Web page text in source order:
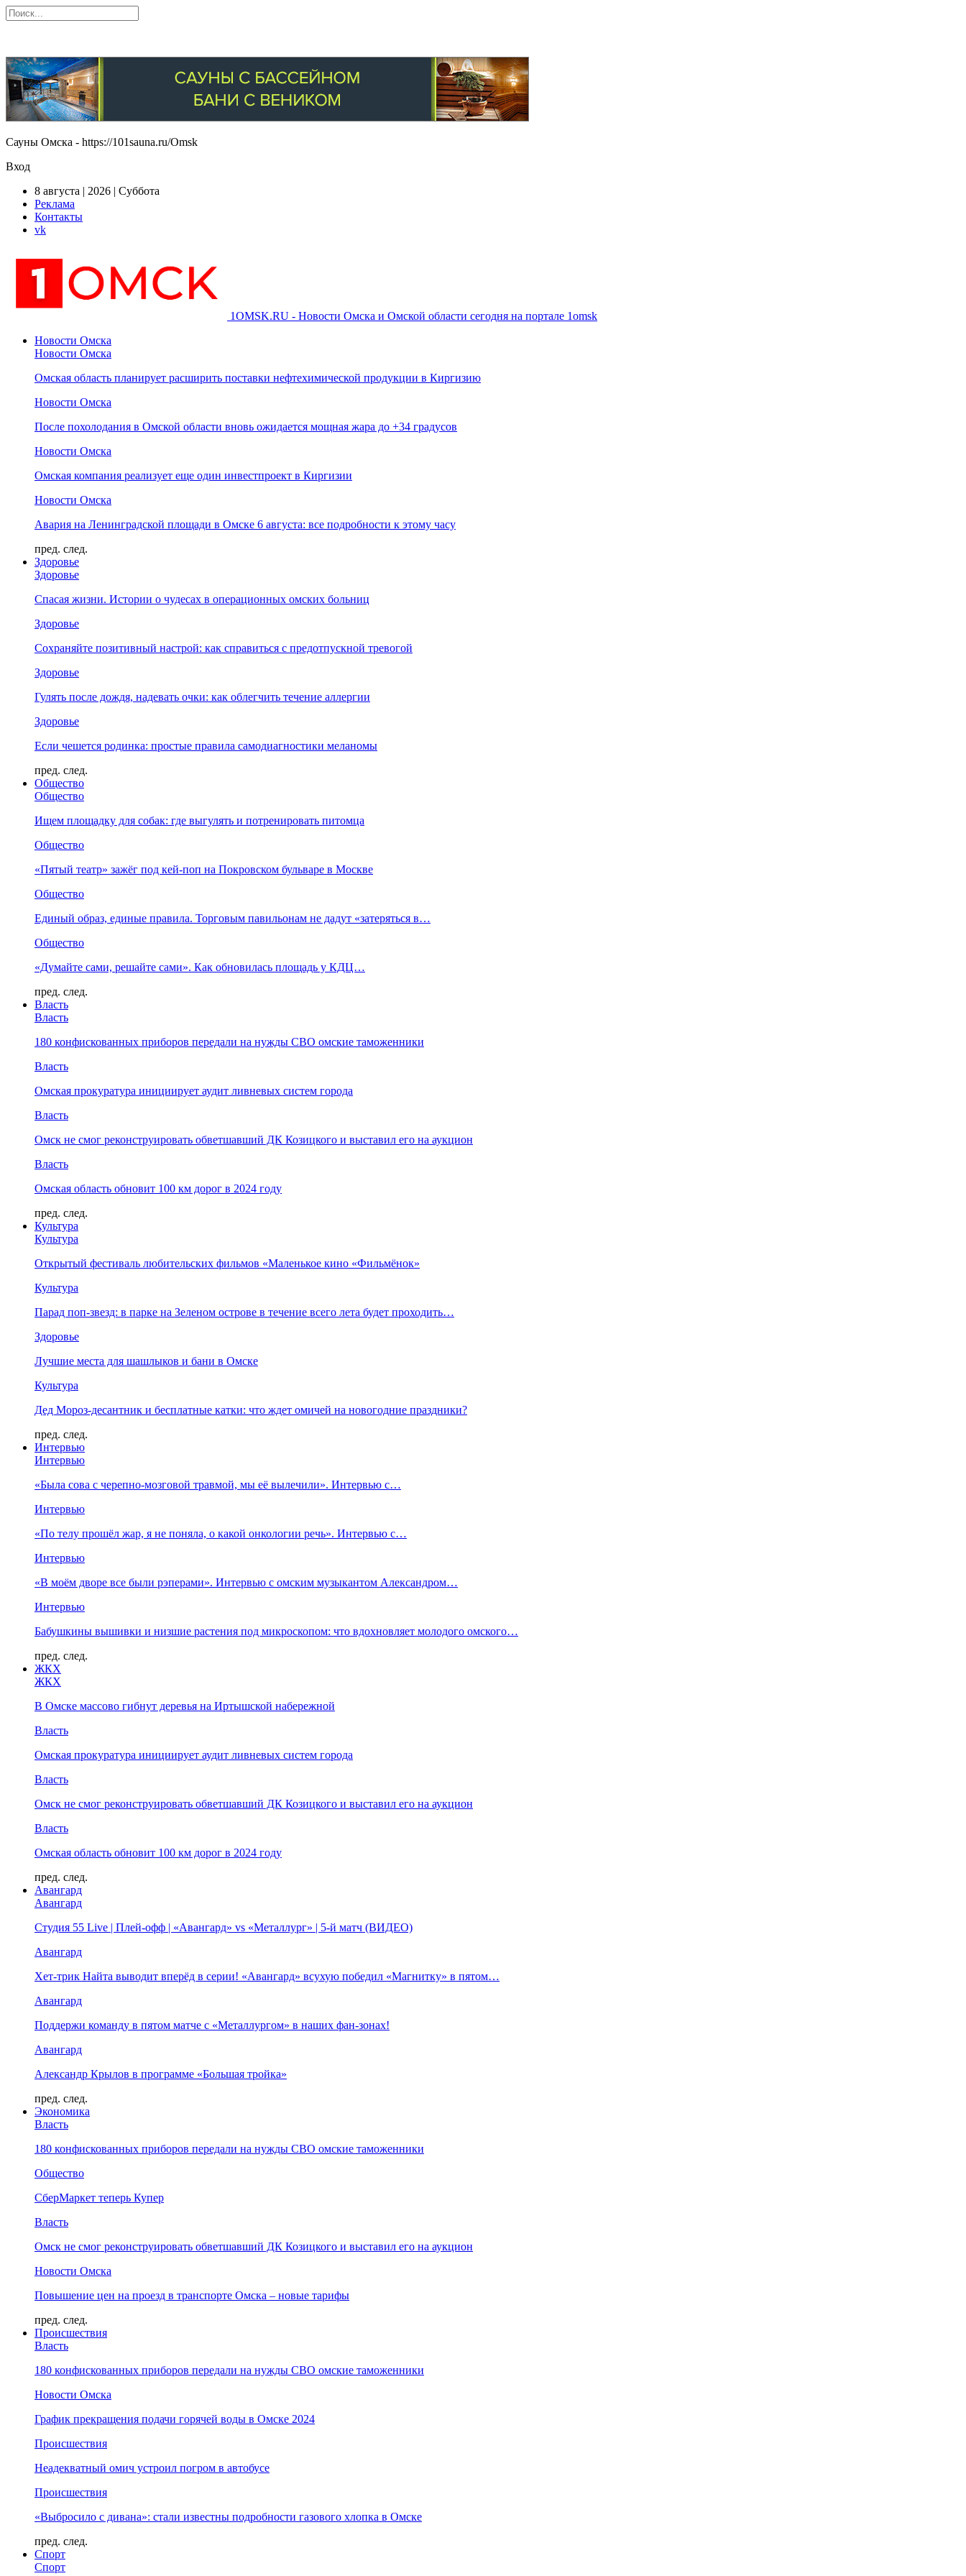
Сауны Омска - https://101sauna.ru/Omsk
Вход
8 августа | 2026 | Суббота
Реклама
Контакты
vk
1OMSK.RU - Новости Омска и Омской области сегодня на портале 1omsk
Новости Омска
Новости Омска
Омская область планирует расширить поставки нефтехимической продукции в Киргизию
Новости Омска
После похолодания в Омской области вновь ожидается мощная жара до +34 градусов
Новости Омска
Омская компания реализует еще один инвестпроект в Киргизии
Новости Омска
Авария на Ленинградской площади в Омске 6 августа: все подробности к этому часу
пред. след.
Здоровье
Здоровье
Спасая жизни. Истории о чудесах в операционных омских больниц
Здоровье
Сохраняйте позитивный настрой: как справиться с предотпускной тревогой
Здоровье
Гулять после дождя, надевать очки: как облегчить течение аллергии
Здоровье
Если чешется родинка: простые правила самодиагностики меланомы
пред. след.
Общество
Общество
Ищем площадку для собак: где выгулять и потренировать питомца
Общество
«Пятый театр» зажёг под кей-поп на Покровском бульваре в Москве
Общество
Единый образ, единые правила. Торговым павильонам не дадут «затеряться в…
Общество
«Думайте сами, решайте сами». Как обновилась площадь у КДЦ…
пред. след.
Власть
Власть
180 конфискованных приборов передали на нужды СВО омские таможенники
Власть
Омская прокуратура инициирует аудит ливневых систем города
Власть
Омск не смог реконструировать обветшавший ДК Козицкого и выставил его на аукцион
Власть
Омская область обновит 100 км дорог в 2024 году
пред. след.
Культура
Культура
Открытый фестиваль любительских фильмов «Маленькое кино «Фильмёнок»
Культура
Парад поп-звезд: в парке на Зеленом острове в течение всего лета будет проходить…
Здоровье
Лучшие места для шашлыков и бани в Омске
Культура
Дед Мороз-десантник и бесплатные катки: что ждет омичей на новогодние праздники?
пред. след.
Интервью
Интервью
«Была сова с черепно-мозговой травмой, мы её вылечили». Интервью с…
Интервью
«По телу прошёл жар, я не поняла, о какой онкологии речь». Интервью с…
Интервью
«В моём дворе все были рэперами». Интервью с омским музыкантом Александром…
Интервью
Бабушкины вышивки и низшие растения под микроскопом: что вдохновляет молодого омского…
пред. след.
ЖКХ
ЖКХ
В Омске массово гибнут деревья на Иртышской набережной
Власть
Омская прокуратура инициирует аудит ливневых систем города
Власть
Омск не смог реконструировать обветшавший ДК Козицкого и выставил его на аукцион
Власть
Омская область обновит 100 км дорог в 2024 году
пред. след.
Авангард
Авангард
Студия 55 Live | Плей-офф | «Авангард» vs «Металлург» | 5-й матч (ВИДЕО)
Авангард
Хет-трик Найта выводит вперёд в серии! «Авангард» всухую победил «Магнитку» в пятом…
Авангард
Поддержи команду в пятом матче с «Металлургом» в наших фан-зонах!
Авангард
Александр Крылов в программе «Большая тройка»
пред. след.
Экономика
Власть
180 конфискованных приборов передали на нужды СВО омские таможенники
Общество
СберМаркет теперь Купер
Власть
Омск не смог реконструировать обветшавший ДК Козицкого и выставил его на аукцион
Новости Омска
Повышение цен на проезд в транспорте Омска – новые тарифы
пред. след.
Происшествия
Власть
180 конфискованных приборов передали на нужды СВО омские таможенники
Новости Омска
График прекращения подачи горячей воды в Омске 2024
Происшествия
Неадекватный омич устроил погром в автобусе
Происшествия
«Выбросило с дивана»: стали известны подробности газового хлопка в Омске
пред. след.
Спорт
Спорт